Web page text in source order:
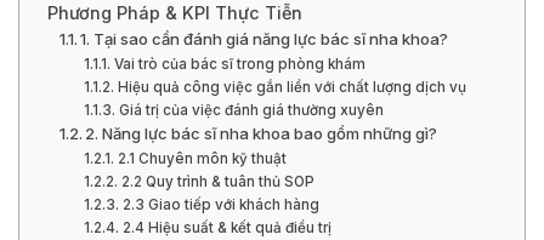
Phương Pháp & KPI Thực Tiễn
1. Tại sao cần đánh giá năng lực bác sĩ nha khoa?
Vai trò của bác sĩ trong phòng khám
Hiệu quả công việc gắn liền với chất lượng dịch vụ
Giá trị của việc đánh giá thường xuyên
2. Năng lực bác sĩ nha khoa bao gồm những gì?
2.1 Chuyên môn kỹ thuật
2.2 Quy trình & tuân thủ SOP
2.3 Giao tiếp với khách hàng
2.4 Hiệu suất & kết quả điều trị